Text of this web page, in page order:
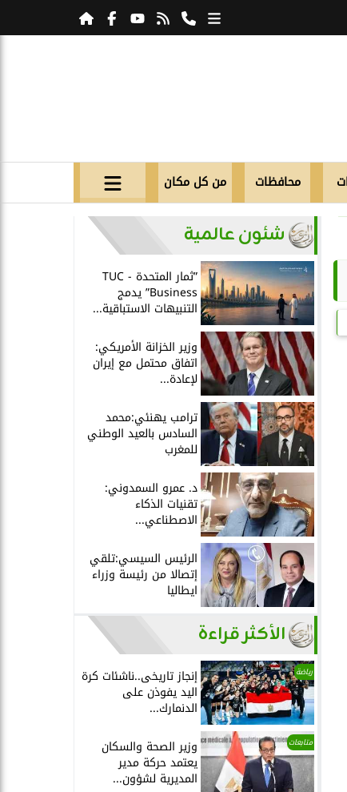
محافظات من كل مكان
شئون عالمية
”ثمار المتحدة - TUC
Business” يدمج
التنبيهات الاستباقية...
وزير الخزانة الأمريكي:
اتفاق محتمل مع إيران
لإعادة...
ترامب يهنئي:محمد
السادس بالعيد الوطني
للمغرب
د. عمرو السمدوني:
تقنيات الذكاء
الاصطناعي...
الرئيس السيسي:تلقي
إتصالا من رئيسة وزراء
ايطاليا
الأكثر قراءة
رياضة إنجاز تاريخى..ناشئات كرة
اليد يفوذن على
الدنمارك...
متابعات وزير الصحة والسكان
يعتمد حركة مدير
المديرية لشؤون...